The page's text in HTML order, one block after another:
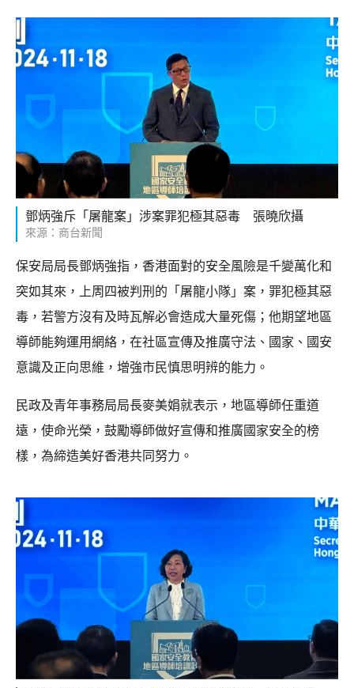
鄧炳強斥「屠龍案」涉案罪犯極其惡毒 張曉欣攝
來源：商台新聞
保安局局長鄧炳強指，香港面對的安全風險是千變萬化和
突如其來，上周四被判刑的「屠龍小隊」案，罪犯極其惡
毒，若警方沒有及時瓦解必會造成大量死傷；他期望地區
導師能夠運用網絡，在社區宣傳及推廣守法、國家、國安
意識及正向思維，增強市民慎思明辨的能力。
民政及青年事務局局長麥美娟就表示，地區導師任重道
遠，使命光榮，鼓勵導師做好宣傳和推廣國家安全的榜
樣，為締造美好香港共同努力。